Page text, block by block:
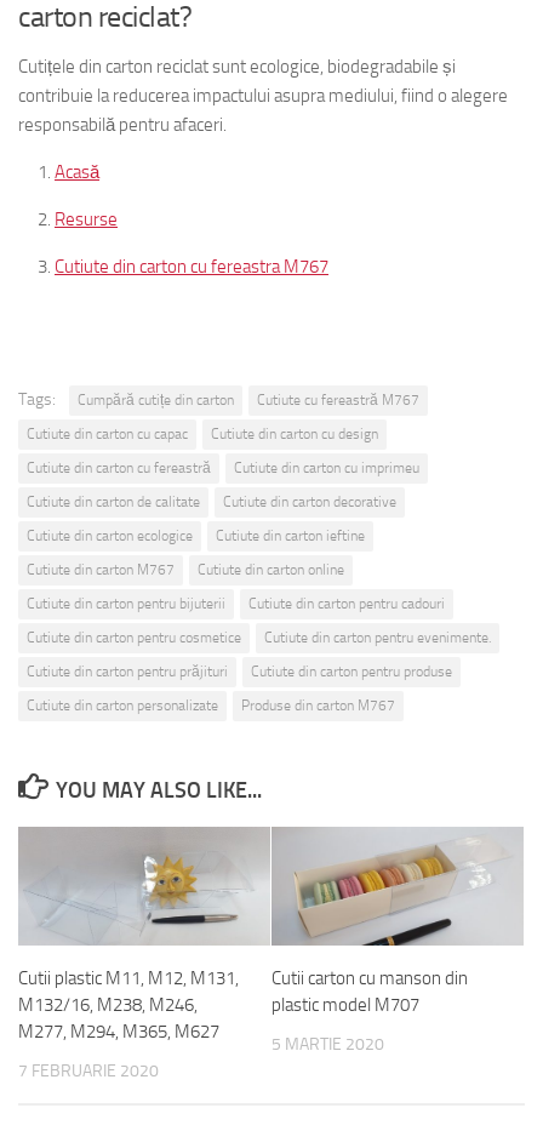
carton reciclat?
Cutițele din carton reciclat sunt ecologice, biodegradabile și
contribuie la reducerea impactului asupra mediului, fiind o alegere
responsabilă pentru afaceri.
Acasă
Resurse
Cutiute din carton cu fereastra M767
Tags: Cumpără cutițe din carton
Cutiute cu fereastră M767
Cutiute din carton cu capac
Cutiute din carton cu design
Cutiute din carton cu fereastră
Cutiute din carton cu imprimeu
Cutiute din carton de calitate
Cutiute din carton decorative
Cutiute din carton ecologice
Cutiute din carton ieftine
Cutiute din carton M767
Cutiute din carton online
Cutiute din carton pentru bijuterii
Cutiute din carton pentru cadouri
Cutiute din carton pentru cosmetice
Cutiute din carton pentru evenimente.
Cutiute din carton pentru prăjituri
Cutiute din carton pentru produse
Cutiute din carton personalizate
Produse din carton M767
YOU MAY ALSO LIKE...
Cutii plastic M11, M12, M131,
M132/16, M238, M246,
M277, M294, M365, M627
7 FEBRUARIE 2020
Cutii carton cu manson din
plastic model M707
5 MARTIE 2020